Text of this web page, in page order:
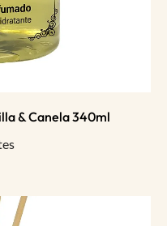
& Canela 340ml